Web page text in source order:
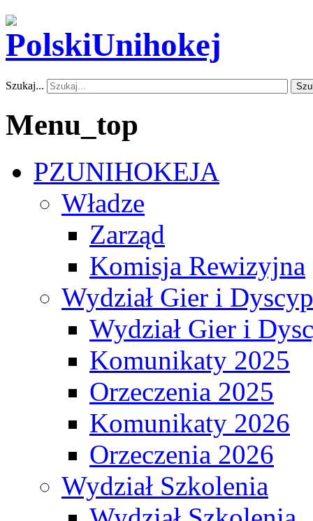
Szukaj...
Menu_top
PZUNIHOKEJA
Władze
Zarząd
Komisja Rewizyjna
Wydział Gier i
Wydział Gier i
Komunikaty 2025
Orzeczenia 2025
Komunikaty 2026
Orzeczenia 2026
Wydział Szkolenia